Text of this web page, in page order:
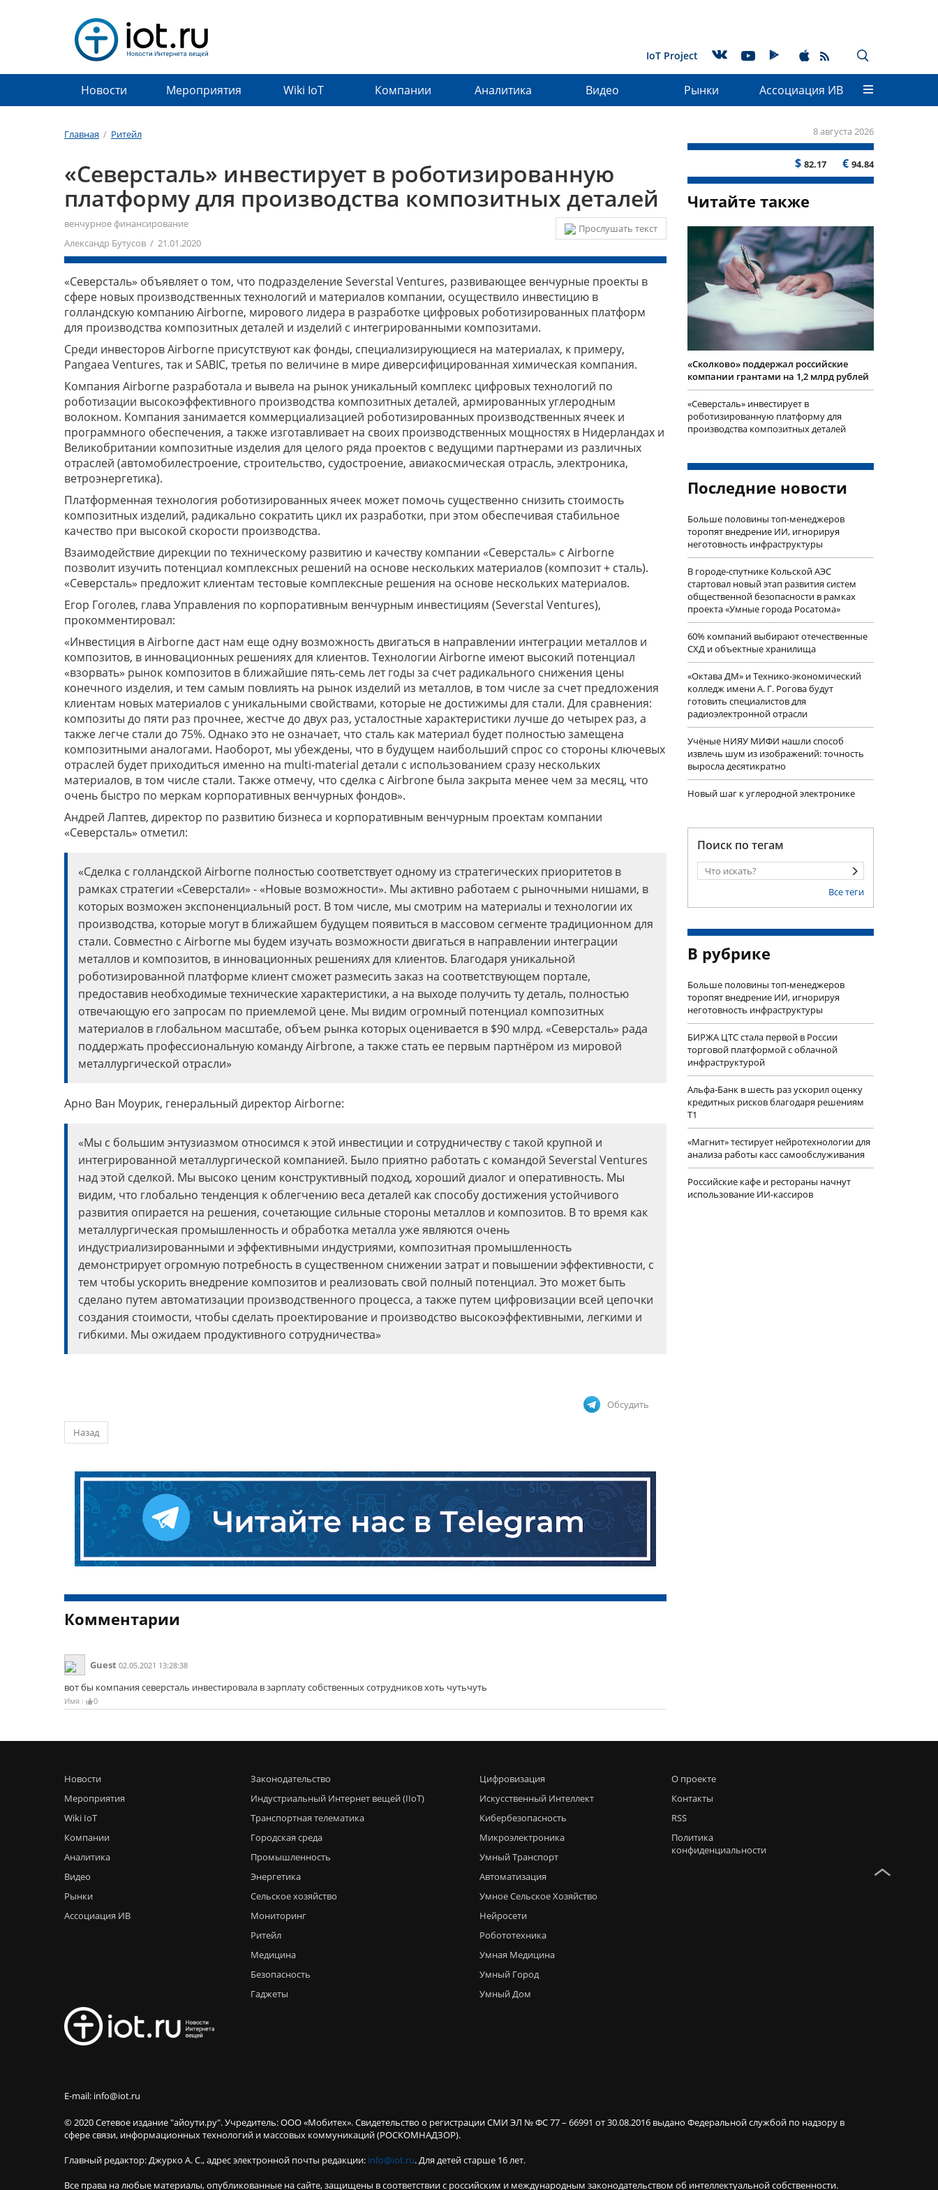
IoT Project
Новости Мероприятия Wiki IoT Компании Аналитика Видео Рынки Ассоциация ИВ
Главная / Ритейл 8 августа 2026
$ 82.17 € 94.84
«Северсталь» инвестирует в роботизированную
платформу для производства композитных деталей
Прослушать текст
венчурное финансирование
Александр Бутусов / 21.01.2020
«Северсталь» объявляет о том, что подразделение Severstal Ventures, развивающее венчурные проекты в
сфере новых производственных технологий и материалов компании, осуществило инвестицию в
голландскую компанию Airborne, мирового лидера в разработке цифровых роботизированных платформ
для производства композитных деталей и изделий с интегрированными композитами.
Среди инвесторов Airborne присутствуют как фонды, специализирующиеся на материалах, к примеру,
Pangaea Ventures, так и SABIC, третья по величине в мире диверсифицированная химическая компания.
Компания Airborne разработала и вывела на рынок уникальный комплекс цифровых технологий по
роботизации высокоэффективного производства композитных деталей, армированных углеродным
волокном. Компания занимается коммерциализацией роботизированных производственных ячеек и
программного обеспечения, а также изготавливает на своих производственных мощностях в Нидерландах и
Великобритании композитные изделия для целого ряда проектов с ведущими партнерами из различных
отраслей (автомобилестроение, строительство, судостроение, авиакосмическая отрасль, электроника,
ветроэнергетика).
Платформенная технология роботизированных ячеек может помочь существенно снизить стоимость
композитных изделий, радикально сократить цикл их разработки, при этом обеспечивая стабильное
качество при высокой скорости производства.
Взаимодействие дирекции по техническому развитию и качеству компании «Северсталь» с Airborne
позволит изучить потенциал комплексных решений на основе нескольких материалов (композит + сталь).
«Северсталь» предложит клиентам тестовые комплексные решения на основе нескольких материалов.
Егор Гоголев, глава Управления по корпоративным венчурным инвестициям (Severstal Ventures),
прокомментировал:
«Инвестиция в Airborne даст нам еще одну возможность двигаться в направлении интеграции металлов и
композитов, в инновационных решениях для клиентов. Технологии Airborne имеют высокий потенциал
«взорвать» рынок композитов в ближайшие пять-семь лет годы за счет радикального снижения цены
конечного изделия, и тем самым повлиять на рынок изделий из металлов, в том числе за счет предложения
клиентам новых материалов с уникальными свойствами, которые не достижимы для стали. Для сравнения:
композиты до пяти раз прочнее, жестче до двух раз, усталостные характеристики лучше до четырех раз, а
также легче стали до 75%. Однако это не означает, что сталь как материал будет полностью замещена
композитными аналогами. Наоборот, мы убеждены, что в будущем наибольший спрос со стороны ключевых
отраслей будет приходиться именно на multi-material детали с использованием сразу нескольких
материалов, в том числе стали. Также отмечу, что сделка с Airbrone была закрыта менее чем за месяц, что
очень быстро по меркам корпоративных венчурных фондов».
Андрей Лаптев, директор по развитию бизнеса и корпоративным венчурным проектам компании
«Северсталь» отметил:
«Сделка с голландской Airborne полностью соответствует одному из стратегических приоритетов в
рамках стратегии «Северстали» - «Новые возможности». Мы активно работаем с рыночными нишами, в
которых возможен экспоненциальный рост. В том числе, мы смотрим на материалы и технологии их
производства, которые могут в ближайшем будущем появиться в массовом сегменте традиционном для
стали. Совместно с Airborne мы будем изучать возможности двигаться в направлении интеграции
металлов и композитов, в инновационных решениях для клиентов. Благодаря уникальной
роботизированной платформе клиент сможет размесить заказ на соответствующем портале,
предоставив необходимые технические характеристики, а на выходе получить ту деталь, полностью
отвечающую его запросам по приемлемой цене. Мы видим огромный потенциал композитных
материалов в глобальном масштабе, объем рынка которых оценивается в $90 млрд. «Северсталь» рада
поддержать профессиональную команду Airbrone, а также стать ее первым партнёром из мировой
металлургической отрасли»
Арно Ван Моурик, генеральный директор Airborne:
«Мы с большим энтузиазмом относимся к этой инвестиции и сотрудничеству с такой крупной и
интегрированной металлургической компанией. Было приятно работать с командой Severstal Ventures
над этой сделкой. Мы высоко ценим конструктивный подход, хороший диалог и оперативность. Мы
видим, что глобально тенденция к облегчению веса деталей как способу достижения устойчивого
развития опирается на решения, сочетающие сильные стороны металлов и композитов. В то время как
металлургическая промышленность и обработка металла уже являются очень
индустриализированными и эффективными индустриями, композитная промышленность
демонстрирует огромную потребность в существенном снижении затрат и повышении эффективности, с
тем чтобы ускорить внедрение композитов и реализовать свой полный потенциал. Это может быть
сделано путем автоматизации производственного процесса, а также путем цифровизации всей цепочки
создания стоимости, чтобы сделать проектирование и производство высокоэффективными, легкими и
гибкими. Мы ожидаем продуктивного сотрудничества»
Обсудить
Назад
Комментарии
Guest 02.05.2021 13:28:38
вот бы компания северсталь инвестировала в зарплату собственных сотрудников хоть чутьчуть
Имя 0
Читайте также
«Сколково» поддержал российские
компании грантами на 1,2 млрд рублей
«Северсталь» инвестирует в
роботизированную платформу для
производства композитных деталей
Последние новости
Больше половины топ-менеджеров
торопят внедрение ИИ, игнорируя
неготовность инфраструктуры
В городе-спутнике Кольской АЭС
стартовал новый этап развития систем
общественной безопасности в рамках
проекта «Умные города Росатома»
60% компаний выбирают отечественные
СХД и объектные хранилища
«Октава ДМ» и Технико-экономический
колледж имени А. Г. Рогова будут
готовить специалистов для
радиоэлектронной отрасли
Учëные НИЯУ МИФИ нашли способ
извлечь шум из изображений: точность
выросла десятикратно
Новый шаг к углеродной электронике
Поиск по тегам
Все теги
В рубрике
Больше половины топ-менеджеров
торопят внедрение ИИ, игнорируя
неготовность инфраструктуры
БИРЖА ЦТС стала первой в России
торговой платформой с облачной
инфраструктурой
Альфа-Банк в шесть раз ускорил оценку
кредитных рисков благодаря решениям
Т1
«Магнит» тестирует нейротехнологии для
анализа работы касс самообслуживания
Российские кафе и рестораны начнут
использование ИИ-кассиров
Новости
Мероприятия
Wiki IoT
Компании
Аналитика
Видео
Рынки
Ассоциация ИВ
Законодательство
Индустриальный Интернет вещей (IIoT)
Транспортная телематика
Городская среда
Промышленность
Энергетика
Сельское хозяйство
Мониторинг
Ритейл
Медицина
Безопасность
Гаджеты
Цифровизация
Искусственный Интеллект
Кибербезопасность
Микроэлектроника
Умный Транспорт
Автоматизация
Умное Сельское Хозяйство
Нейросети
Робототехника
Умная Медицина
Умный Город
Умный Дом
О проекте
Контакты
RSS
Политика
конфиденциальности
E-mail: info@iot.ru
© 2020 Сетевое издание "айоути.ру". Учредитель: ООО «Мобитех». Свидетельство о регистрации СМИ ЭЛ № ФС 77 – 66991 от 30.08.2016 выдано Федеральной службой по надзору в
сфере связи, информационных технологий и массовых коммуникаций (РОСКОМНАДЗОР).
Главный редактор: Джурко А. С., адрес электронной почты редакции: info@iot.ru. Для детей старше 16 лет.
Все права на любые материалы, опубликованные на сайте, защищены в соответствии с российским и международным законодательством об интеллектуальной собственности.